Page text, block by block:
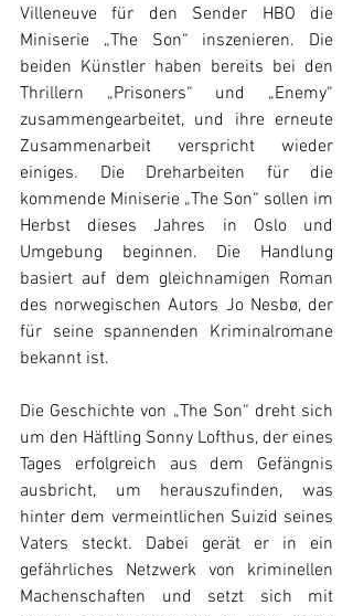
Villeneuve für den Sender HBO die
Miniserie „The Son“ inszenieren. Die
beiden Künstler haben bereits bei den
Thrillern „Prisoners“ und „Enemy“
zusammengearbeitet, und ihre erneute
Zusammenarbeit verspricht wieder
einiges. Die Dreharbeiten für die
kommende Miniserie „The Son“ sollen im
Herbst dieses Jahres in Oslo und
Umgebung beginnen. Die Handlung
basiert auf dem gleichnamigen Roman
des norwegischen Autors Jo Nesbø, der
für seine spannenden Kriminalromane
bekannt ist.
Die Geschichte von „The Son“ dreht sich
um den Häftling Sonny Lofthus, der eines
Tages erfolgreich aus dem Gefängnis
ausbricht, um herauszufinden, was
hinter dem vermeintlichen Suizid seines
Vaters steckt. Dabei gerät er in ein
gefährliches Netzwerk von kriminellen
Machenschaften und setzt sich mit